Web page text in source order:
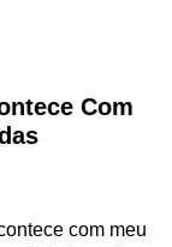
Com
com meu